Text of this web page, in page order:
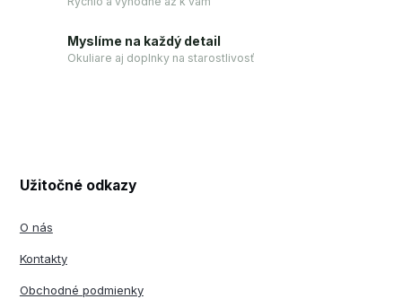
Myslíme na každý detail
Okuliare aj doplnky na starostlivosť
Užitočné odkazy
O nás
Kontakty
Obchodné podmienky